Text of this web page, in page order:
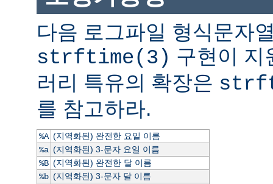
다음 로그파일 형식문자
strftime(3) 구현이 지
러리 특유의 확장은
를 참고하라.
%A (지역화된) 완전한 요일 이름
%a (지역화된) 3-문자 요일 이름
%B (지역화된) 완전한 달 이름
%b (지역화된) 3-문자 달 이름